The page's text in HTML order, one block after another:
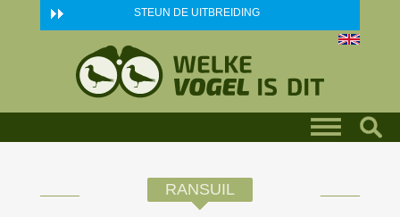
Skip to main content STEUN DE UITBREIDING
RANSUIL